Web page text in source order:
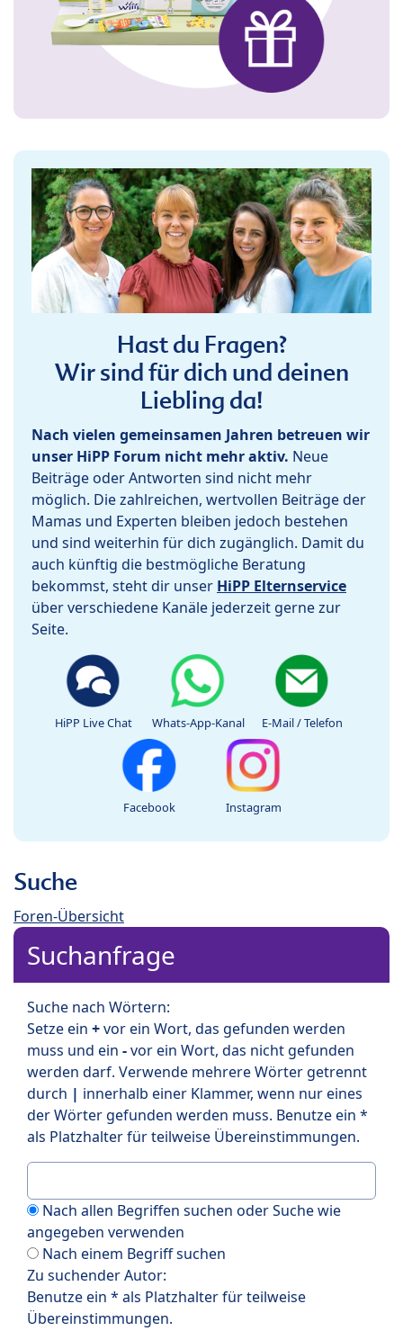
Hast du Fragen?
Wir sind für dich und deinen
Liebling da!
Nach vielen gemeinsamen Jahren betreuen wir
unser HiPP Forum nicht mehr aktiv. Neue
Beiträge oder Antworten sind nicht mehr
möglich. Die zahlreichen, wertvollen Beiträge der
Mamas und Experten bleiben jedoch bestehen
und sind weiterhin für dich zugänglich. Damit du
auch künftig die bestmögliche Beratung
bekommst, steht dir unser HiPP Elternservice
über verschiedene Kanäle jederzeit gerne zur
Seite.
HiPP Live Chat Whats-App-Kanal E-Mail / Telefon
Facebook Instagram
Suche
Foren-Übersicht
Suchanfrage
Suche nach Wörtern:
Setze ein +vor ein Wort, das gefunden werden
muss und ein -vor ein Wort, das nicht gefunden
werden darf. Verwende mehrere Wörter getrennt
durch | innerhalb einer Klammer, wenn nur eines
der Wörter gefunden werden muss. Benutze ein *
als Platzhalter für teilweise Übereinstimmungen.
Nach allen Begriffen suchen oder Suche wie
angegeben verwenden
Nach einem Begriff suchen
Zu suchender Autor:
Benutze ein * als Platzhalter für teilweise
Übereinstimmungen.